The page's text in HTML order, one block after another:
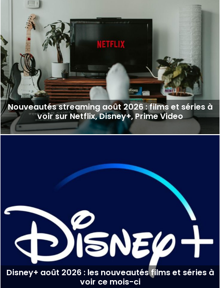
Nouveautés streaming août 2026 : films et séries à
voir sur Netflix, Disney+, Prime Video
Disney+ août 2026 : les nouveautés films et séries à
voir ce mois-ci